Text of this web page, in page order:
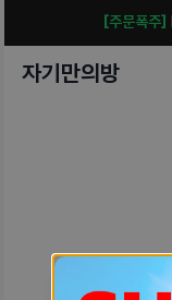
[주문폭주]
자기만의방